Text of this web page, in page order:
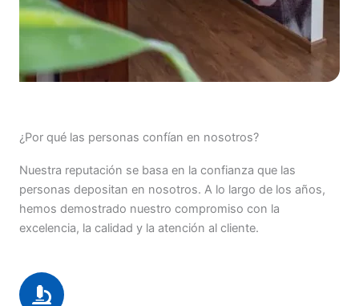
¿Por qué las personas confían en nosotros?
Nuestra reputación se basa en la confianza que las
personas depositan en nosotros. A lo largo de los años,
hemos demostrado nuestro compromiso con la
excelencia, la calidad y la atención al cliente.